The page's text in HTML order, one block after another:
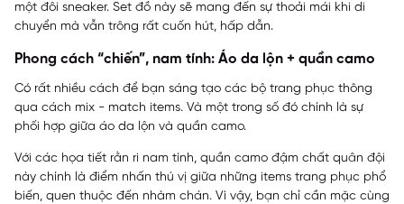
một đôi sneaker. Set đồ này sẽ mang đến sự thoải mái khi di
chuyển mà vẫn trông rất cuốn hút, hấp dẫn.
Phong cách “chiến”, nam tính: Áo da lộn + quần camo
Có rất nhiều cách để bạn sáng tạo các bộ trang phục thông
qua cách mix - match items. Và một trong số đó chính là sự
phối hợp giữa áo da lộn và quần camo.
Với các họa tiết rằn ri nam tính, quần camo đậm chất quân đội
này chính là điểm nhấn thú vị giữa những items trang phục phổ
biến, quen thuộc đến nhàm chán. Vì vậy, bạn chỉ cần mặc cùng